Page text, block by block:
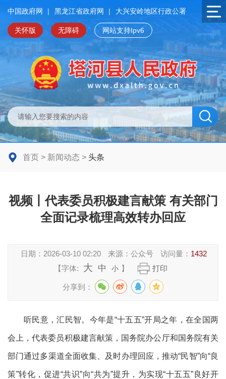
中国政府网 | 黑龙江省政府网 | 大兴安岭地区行政公署
关怀版 无障碍 网站支持Ipv6
首页 > 新闻动态 > 头条
视频丨代表委员积极建言献策 有关部门
全面记录梳理高效转办回应
日期： 2026-03-10 02:20 来源：公众号 访问量： 1432
【字体:
大 中 小 】 打印
分享到：
听民意，汇民智。今年是“十五五”开局之年，在全国两
会上，代表委员积极建言献策，国务院办公厅和国务院有关
部门通过多渠道全面收集、及时办理回应，推动“民智”向“良
策”转化，促进“共识”向“共为”提升，为实现“十五五”良好开